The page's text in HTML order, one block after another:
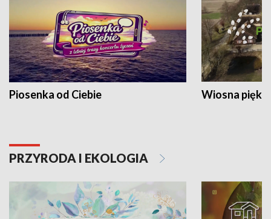
Piosenka od Ciebie Wiosna
PRZYRODA I EKOLOGIA